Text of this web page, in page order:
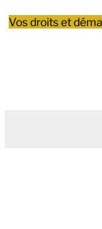
Vos droits et